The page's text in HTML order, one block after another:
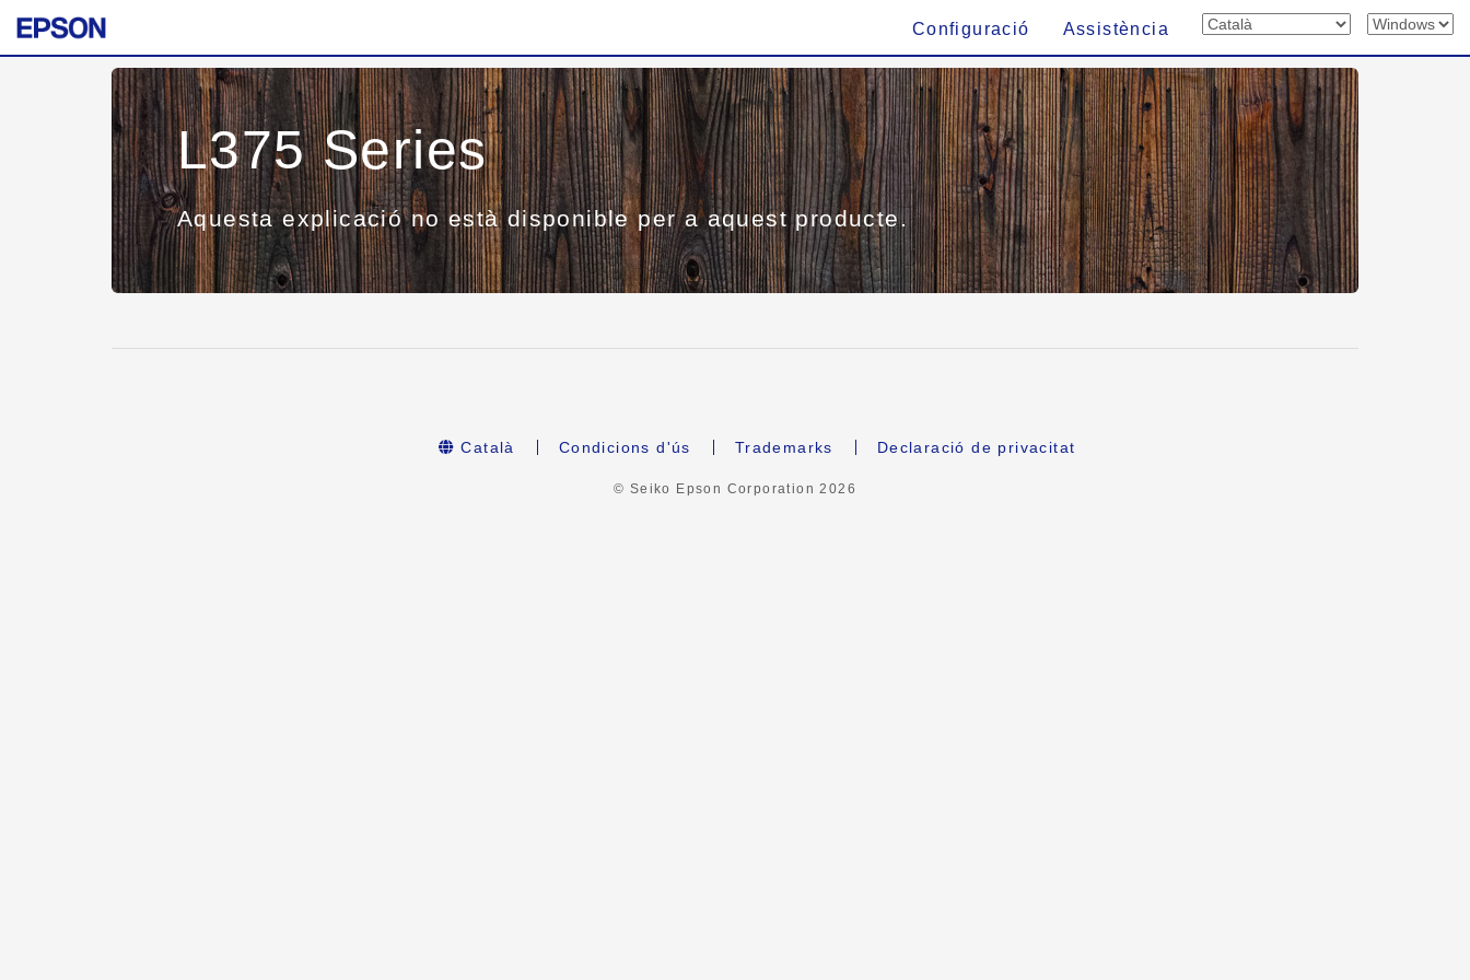
Configuració Assistència
L375 Series
Aquesta explicació no està disponible per a aquest producte.
Català Condicions d'ús Trademarks Declaració de privacitat
© Seiko Epson Corporation2026